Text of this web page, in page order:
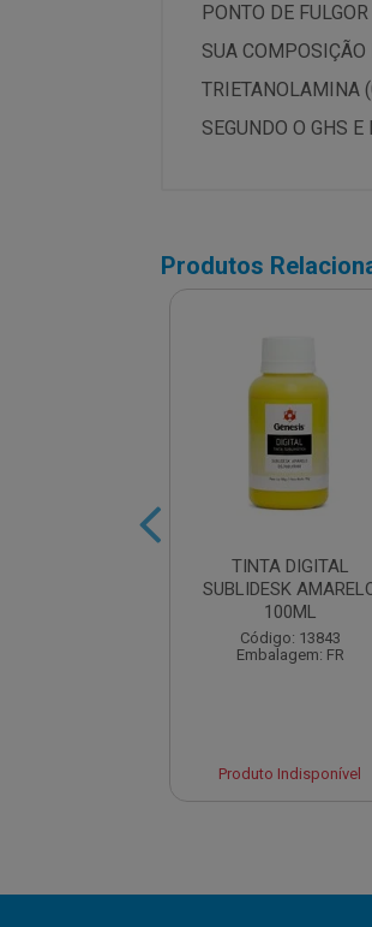
PONTO DE
SUA
TRIETANOLAMINA
SEGUNDO O GHS
Produtos
TINTA DIGITAL
SUBLIDESK
100ML
Código: 13843
Embalagem: FR
Produto Indisponível